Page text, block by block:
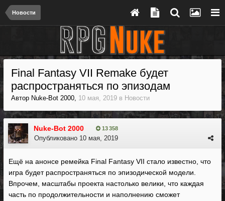
Новости
Final Fantasy VII Remake будет
распространяться по эпизодам
Автор Nuke-Bot 2000, 10 мая, 2019 в Новости
Nuke-Bot 2000 13 358
Опубликовано 10 мая, 2019
Ещё на анонсе ремейка Final Fantasy VII стало известно, что
игра будет распространяться по эпизодической модели.
Впрочем, масштабы проекта настолько велики, что каждая
часть по продолжительности и наполнению сможет